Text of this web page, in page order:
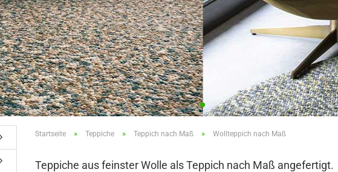
Startseite » Teppiche » Teppich nach Maß » Wollteppich nach Maß
Teppiche aus feinster Wolle als Teppich nach Maß angefertigt.